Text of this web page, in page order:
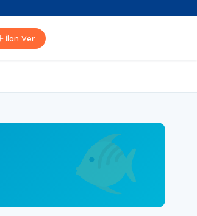
İlan Ver